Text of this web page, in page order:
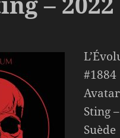
#1884
Sting
Suède